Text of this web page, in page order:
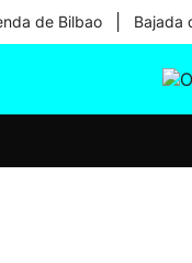
de Bilbao Bajada